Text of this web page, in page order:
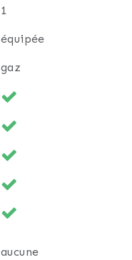
1
équipée
gaz
aucune